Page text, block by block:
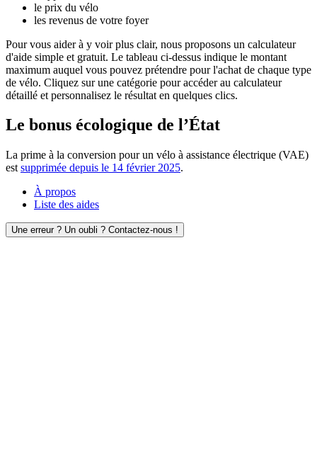
le prix du vélo
les revenus de votre foyer
Pour vous aider à y voir plus clair, nous proposons un calculateur
d'aide simple et gratuit. Le tableau ci-dessus indique le montant
maximum auquel vous pouvez prétendre pour l'achat de chaque type
de vélo. Cliquez sur une catégorie pour accéder au calculateur
détaillé et personnalisez le résultat en quelques clics.
Le bonus écologique de l’État
La prime à la conversion pour un vélo à assistance électrique (VAE)
est supprimée depuis le 14 février 2025.
À propos
Liste des aides
Une erreur ? Un oubli ? Contactez-nous !